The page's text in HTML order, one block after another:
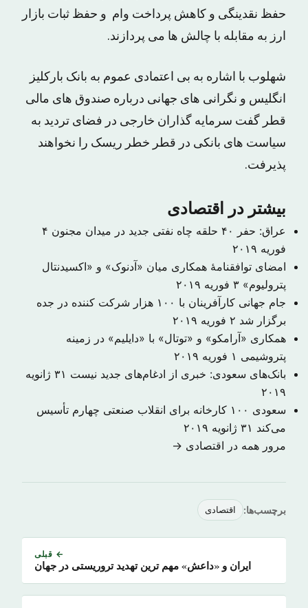
حفظ نقدینگی و کاهش پرداخت وام و حفظ ثبات بازار
ارز به مقابله با چالش ها می پردازند.
شهلوب با اشاره به بی اعتمادی عموم به بانک بارکلیز
انگلیس و نگرانی های جهانی درباره صندوق های مالی
قطر گفت سرمایه گذاران خارجی در فضای تردید به
سیاست های بانکی در قطر خطر ریسک را نخواهند
پذیرفت.
بیشتر در اقتصادی
عراق: حفر ۴۰ حلقه چاه نفتی جدید در میدان مجنون
۴
فوریه ۲۰۱۹
امضای توافقنامهٔ همکاری میان «آدنوک» و «اکسیدنتال
پترولیوم» ۳ فوریه ۲۰۱۹
جام جهانی کارآفرینان با ۱۰۰ هزار شرکت کننده در جده
برگزار شد ۲ فوریه ۲۰۱۹
همکاری «آرامکو» و «توتال» با «دایلیم» در زمینه
پتروشیمی ۱ فوریه ۲۰۱۹
بانک‌های سعودی: خبری از ادغام‌های جدید نیست
۳۱ ژانویه
۲۰۱۹
سعودی ۱۰۰ کارخانه برای انقلاب صنعتی چهارم تأسیس
می‌کند ۳۱ ژانویه ۲۰۱۹
مرور همه در اقتصادی →
برچسب‌ها: اقتصادی
← قبلی
ایران و «داعش» مهم ترین تهدید تروریستی در جهان